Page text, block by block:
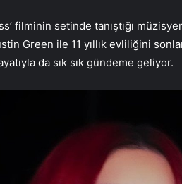
filminin setinde tanıştığı
Green ile 11 yıllık evliliğini
da sık sık gündeme geliyor.